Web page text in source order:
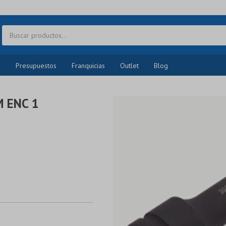
Presupuestos Franquicias Outlet Blog
ENC 1